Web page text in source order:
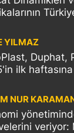
YILMAZ
Duphat,
ilk
NUR
veriyor: